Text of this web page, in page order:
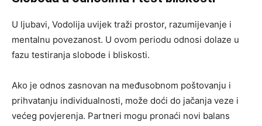
U ljubavi, Vodolija uvijek traži prostor, razumijevanje i
mentalnu povezanost. U ovom periodu odnosi dolaze u
fazu testiranja slobode i bliskosti.
Ako je odnos zasnovan na međusobnom poštovanju i
prihvatanju individualnosti, može doći do jačanja veze i
većeg povjerenja. Partneri mogu pronaći novi balans